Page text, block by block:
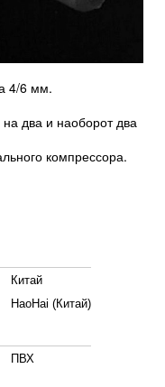
4/6 мм.
два и наоборот два
компрессора.
Китай
HaoHai (Китай)
ПВХ